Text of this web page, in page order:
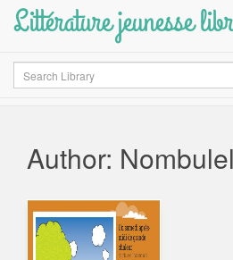
Littérature jeunesse
Search
Author: